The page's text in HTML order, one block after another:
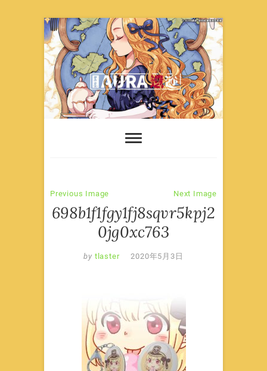
Skip
to
content
Previous Image Next Image
698b1f1fgy1fj8sqvr5kpj2
0jg0xc763
by tlaster 2020年5月3日